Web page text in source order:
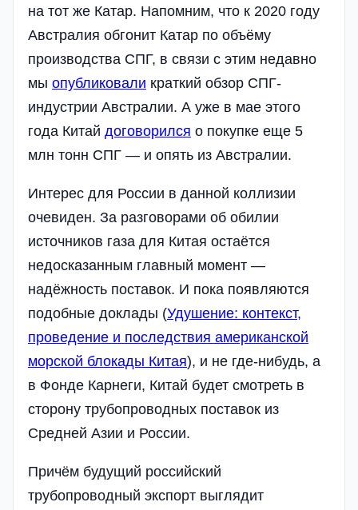
на тот же Катар. Напомним, что к 2020 году
Австралия обгонит Катар по объёму
производства СПГ, в связи с этим недавно
мы опубликовали краткий обзор СПГ-
индустрии Австралии. А уже в мае этого
года Китай договорился о покупке еще 5
млн тонн СПГ — и опять из Австралии.
Интерес для России в данной коллизии
очевиден. За разговорами об обилии
источников газа для Китая остаётся
недосказанным главный момент —
надёжность поставок. И пока появляются
подобные доклады (Удушение: контекст,
проведение и последствия американской
морской блокады Китая), и не где-нибудь, а
в Фонде Карнеги, Китай будет смотреть в
сторону трубопроводных поставок из
Средней Азии и России.
Причём будущий российский
трубопроводный экспорт выглядит